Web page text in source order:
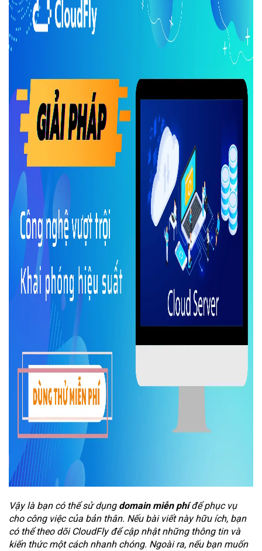
Vậy là bạn có thể sử dụng domain miễn phíđể phục vụ
cho công việc của bản thân. Nếu bài viết này hữu ích, bạn
có thể theo dõi CloudFly để cập nhật những thông tin và
kiến thức một cách nhanh chóng. Ngoài ra, nếu bạn muốn